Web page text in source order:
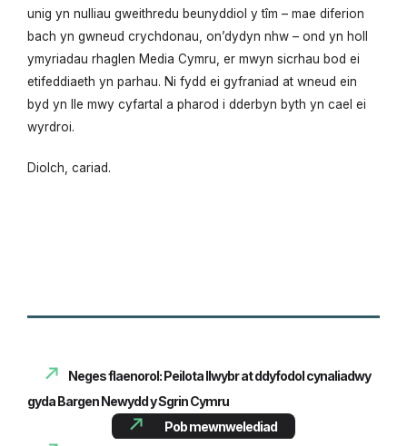
unig yn nulliau gweithredu beunyddiol y tîm – mae diferion
bach yn gwneud crychdonau, on’dydyn nhw – ond yn holl
ymyriadau rhaglen Media Cymru, er mwyn sicrhau bod ei
etifeddiaeth yn parhau. Ni fydd ei gyfraniad at wneud ein
byd yn lle mwy cyfartal a pharod i dderbyn byth yn cael ei
wyrdroi.
Diolch, cariad.
Neges flaenorol: Peilota llwybr at ddyfodol cynaliadwy
gyda Bargen Newydd y Sgrin Cymru
Pob mewnwelediad